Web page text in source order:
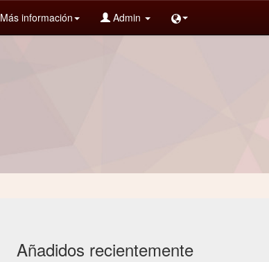
Más información Admin
Añadidos recientemente